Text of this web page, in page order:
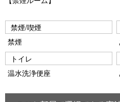
禁煙/喫煙
禁煙
トイレ
温水洗浄便座